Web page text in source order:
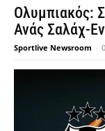
Ολυμπιακός:
Ανάς Σαλάχ-
Sportlive Newsroom -